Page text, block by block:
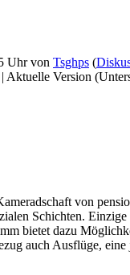
Uhr von Tsghps (
| Aktuelle Version
von
Schichten.
bietet dazu
auch Ausflüge,